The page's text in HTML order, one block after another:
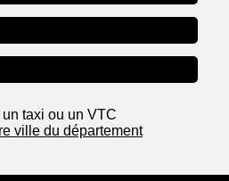
un taxi ou un VTC
ville du département